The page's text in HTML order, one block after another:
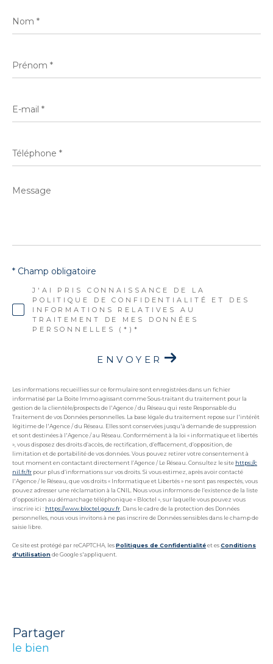
*
*
mail
*
*
Message
J'AI PRIS CONNAISSANCE DE LA
POLITIQUE DE CONFIDENTIALITÉ ET DES
INFORMATIONS RELATIVES AU
TRAITEMENT DE MES DONNÉES
PERSONNELLES (*)*
* Champ obligatoire
ENVOYER
Les informations recueillies sur ce formulaire sont enregistrées dans un fichier
informatisé par La Boite Immo agissant comme Sous-traitant du traitement pour la
gestion de la clientèle/prospects de l'Agence / du Réseau qui reste Responsable du
Traitement de vos Données personnelles. La base légale du traitement repose sur l'intérêt
légitime de l'Agence / du Réseau. Elles sont conservées jusqu'à demande de suppression
et sont destinées à l'Agence / au Réseau. Conformément à la loi « informatique et libertés
», vous disposez des droits d’accès, de rectification, d’effacement, d’opposition, de
limitation et de portabilité de vos données. Vous pouvez retirer votre consentement à
tout moment en contactant directement l’Agence / Le Réseau. Consultez le site https://c
nil.fr/fr pour plus d’informations sur vos droits. Si vous estimez, après avoir contacté
l'Agence / le Réseau, que vos droits « Informatique et Libertés » ne sont pas respectés, vous
pouvez adresser une réclamation à la CNIL. Nous vous informons de l’existence de la liste
d'opposition au démarchage téléphonique « Bloctel », sur laquelle vous pouvez vous
inscrire ici : https://www.bloctel.gouv.fr. Dans le cadre de la protection des Données
personnelles, nous vous invitons à ne pas inscrire de Données sensibles dans le champ de
saisie libre.
Ce site est protégé par reCAPTCHA, lesPolitiques de Confidentialitéet esConditions
d'utilisationde Google s'appliquent.
partager
le bien